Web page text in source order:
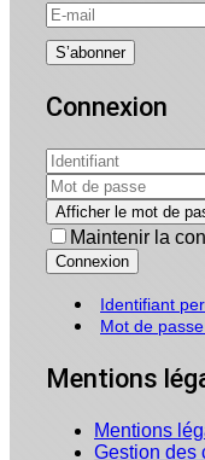
Connexion
Afficher le mot de
Maintenir la
Connexion
Identifiant
Mot de
Mentions
Mentions
Gestion des